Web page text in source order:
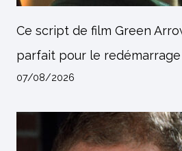
Ce script de film Green
parfait pour le redémarrage
07/08/2026